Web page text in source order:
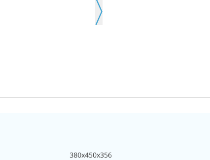
380x450x356